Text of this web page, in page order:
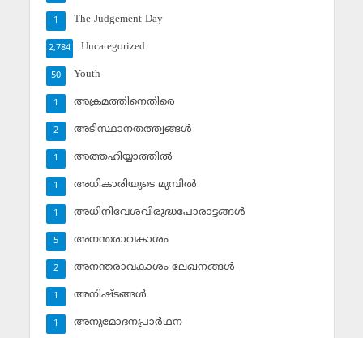
The Judgement Day
1
Uncategorized
2,784
Youth
50
അക്രമത്തിനെതിരെ
1
അടിസ്ഥാനതത്ത്വങ്ങള്‍
2
അത്തഹിയ്യാത്തില്‍
1
അധികാരിയുടെ മുമ്പില്‍
1
അധിനിവേശവിരുദ്ധപോരാട്ടങ്ങള്‍
1
അനന്തരാവകാശം
5
അനന്തരാവകാശം-ലേഖനങ്ങള്‍
2
അനിഷ്ടങ്ങള്‍
1
അനുമോദനപ്രാര്‍ഥന
1